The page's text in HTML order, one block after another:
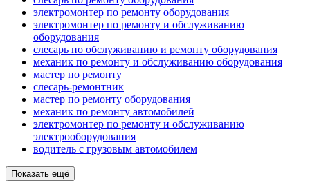
электромонтер по ремонту оборудования
электромонтер по ремонту и обслуживанию
оборудования
слесарь по обслуживанию и ремонту оборудования
механик по ремонту и обслуживанию оборудования
мастер по ремонту
слесарь-ремонтник
мастер по ремонту оборудования
механик по ремонту автомобилей
электромонтер по ремонту и обслуживанию
электрооборудования
водитель с грузовым автомобилем
Показать ещё